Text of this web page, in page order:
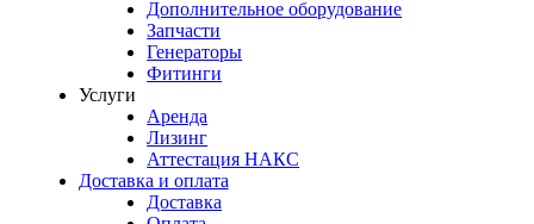
Дополнительное оборудование
Запчасти
Генераторы
Фитинги
Услуги
Аренда
Лизинг
Аттестация НАКС
Доставка и оплата
Доставка